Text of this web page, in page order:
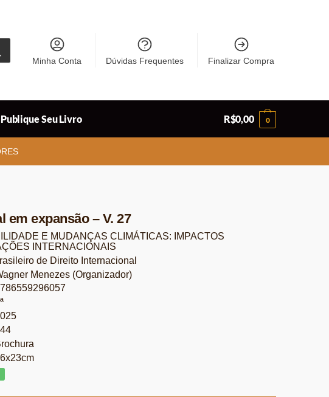
Minha Conta Dúvidas Frequentes Finalizar Compra
Publique Seu Livro R$0,00 0
em expansão – V. 27
E MUDANÇAS CLIMÁTICAS: IMPACTOS
INTERNACIONAIS
de Direito Internacional
Menezes (Organizador)